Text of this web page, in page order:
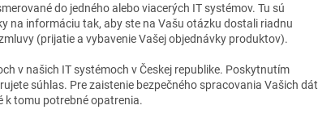
do jedného alebo viacerých IT systémov. Tu sú
na informáciu tak, aby ste na Vašu otázku dostali riadnu
(prijatie a vybavenie Vašej objednávky produktov).
v našich IT systémoch v Českej republike. Poskytnutím
súhlas. Pre zaistenie bezpečného spracovania Vašich dát
k tomu potrebné opatrenia.